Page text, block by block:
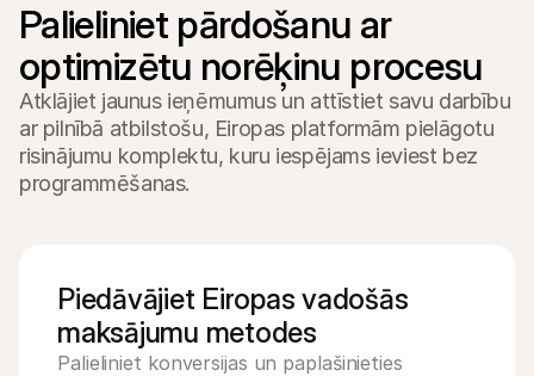
Lasīt
Apmaksāts
Palieliniet pārdošanu ar
optimizētu norēķinu procesu
Atklājiet jaunus ieņēmumus un attīstiet savu darbību
ar pilnībā atbilstošu, Eiropas platformām pielāgotu
risinājumu komplektu, kuru iespējams ieviest bez
programmēšanas.
Piedāvājiet Eiropas vadošās
maksājumu metodes
Palieliniet konversijas un paplašinieties